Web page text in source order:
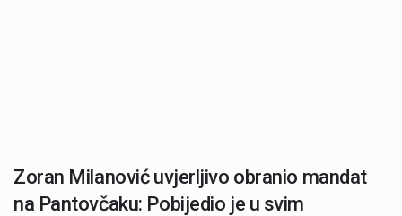
Zoran Milanović uvjerljivo obranio mandat
na Pantovčaku: Pobijedio je u svim